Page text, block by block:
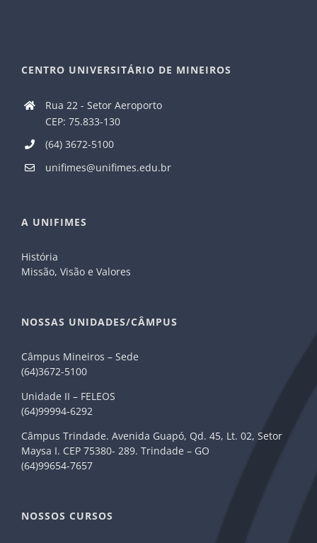
CENTRO UNIVERSITÁRIO DE MINEIROS
Rua 22 - Setor Aeroporto
CEP: 75.833-130
(64) 3672-5100
unifimes@unifimes.edu.br
A UNIFIMES
História
Missão, Visão e Valores
NOSSAS UNIDADES/CÂMPUS
Câmpus Mineiros – Sede
(64)3672-5100
Unidade II – FELEOS
(64)99994-6292
Câmpus Trindade. Avenida Guapó, Qd. 45, Lt. 02, Setor
Maysa I. CEP 75380- 289. Trindade – GO
(64)99654-7657
NOSSOS CURSOS